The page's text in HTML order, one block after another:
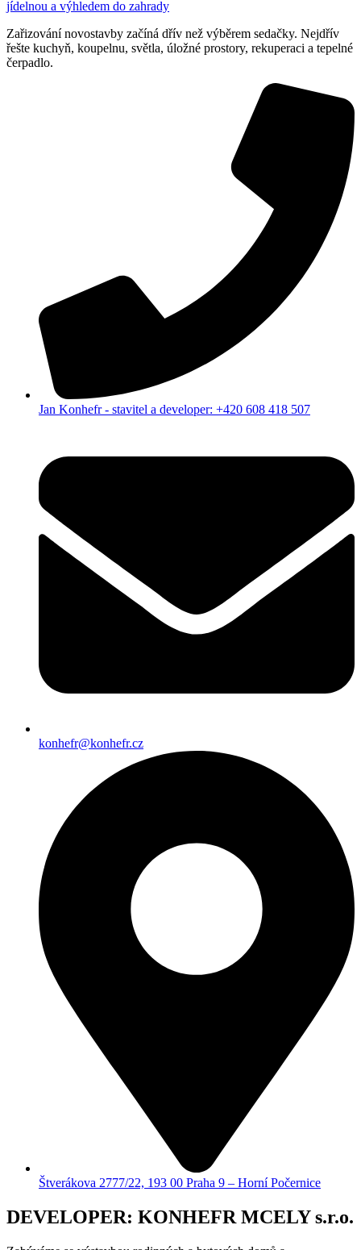
Zařizování novostavby začíná dřív než výběrem sedačky. Nejdřív
řešte kuchyň, koupelnu, světla, úložné prostory, rekuperaci a tepelné
čerpadlo.
Jan Konhefr - stavitel a developer: +420 608 418 507
konhefr@konhefr.cz
Štverákova 2777/22, 193 00 Praha 9 – Horní Počernice
DEVELOPER: KONHEFR MCELY s.r.o.